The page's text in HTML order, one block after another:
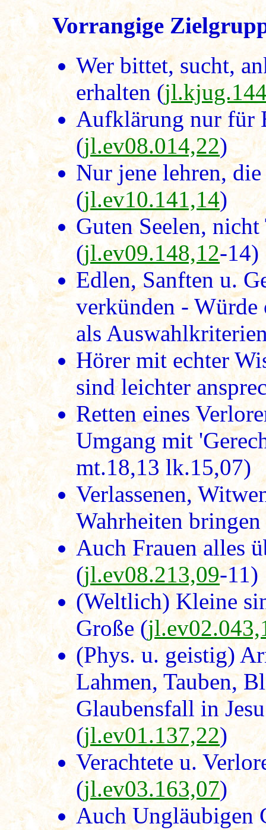
Vorrangige
Wer bittet, sucht,
erhalten (
Aufklärung nur für
(jl.ev08.014,22)
Nur jene lehren,
(jl.ev10.141,14)
Guten Seelen,
(jl.ev09.148,12-14)
Edlen, Sanften u.
verkünden - Würde
als
Hörer mit echter
sind leichter
Retten eines
Umgang mit
mt.18,13 lk.15,07)
Verlassenen,
Wahrheiten
Auch Frauen alles
(jl.ev08.213,09-11)
(Weltlich) Kleine
Große (
(Phys. u. geistig)
Lahmen, Tauben,
Glaubensfall in
(jl.ev01.137,22)
Verachtete u.
(jl.ev03.163,07)
Auch Ungläubigen